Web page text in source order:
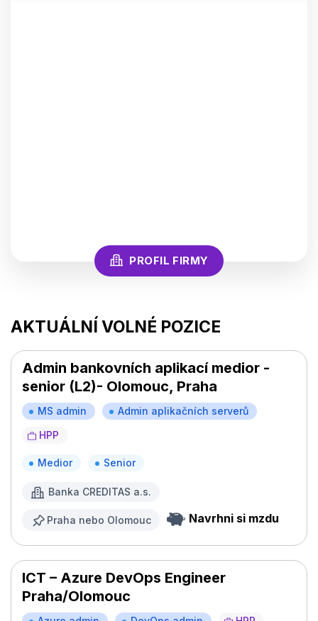
PROFIL FIRMY
AKTUÁLNÍ VOLNÉ POZICE
Admin bankovních aplikací medior -
senior (L2)- Olomouc, Praha
MS admin
Admin aplikačních serverů
HPP
Medior Senior
Banka CREDITAS a.s.
Praha nebo Olomouc Navrhni si mzdu
ICT – Azure DevOps Engineer
Praha/Olomouc